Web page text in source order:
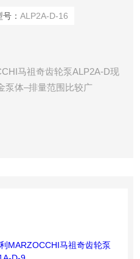
号： ALP2A-D-16
马祖奇齿轮泵ALP2A-D现
泵体–排量范围比较广